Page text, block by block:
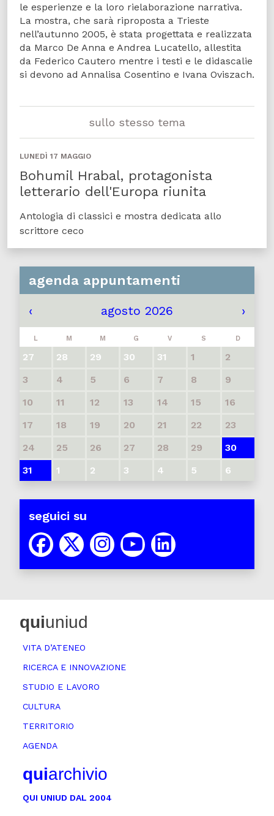
le esperienze e la loro rielaborazione narrativa.
La mostra, che sarà riproposta a Trieste
nell’autunno 2005, è stata progettata e realizzata
da Marco De Anna e Andrea Lucatello, allestita
da Federico Cautero mentre i testi e le didascalie
si devono ad Annalisa Cosentino e Ivana Oviszach.
sullo stesso tema
LUNEDÌ 17 MAGGIO
Bohumil Hrabal, protagonista
letterario dell'Europa riunita
Antologia di classici e mostra dedicata allo
scrittore ceco
agenda appuntamenti
‹ agosto 2026 ›
L M M G V S D
27 28 29 30 31 1
2
3
4 5 6 7 8
9
10
11 12 13 14 15
16
17
18 19 20 21 22
23
24
25 26 27 28 29
30
31
1 2 3 4 5 6
seguici su
quiuniud
VITA D’ATENEO
RICERCA E INNOVAZIONE
STUDIO E LAVORO
CULTURA
TERRITORIO
AGENDA
quiarchivio
QUI UNIUD DAL 2004